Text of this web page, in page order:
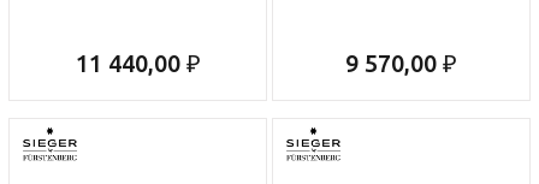
11 440,00 ₽ 9 570,00 ₽